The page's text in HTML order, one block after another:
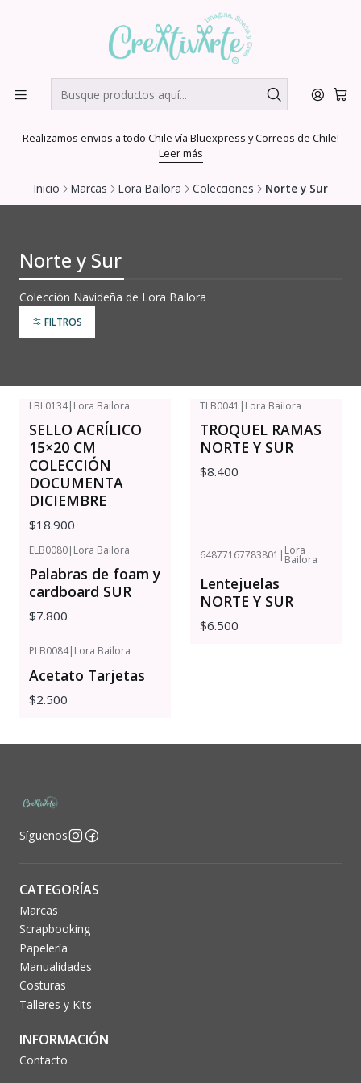
Realizamos envios a todo Chile vía Bluexpress y Correos de Chile!
Leer más
Inicio Marcas Lora Bailora Colecciones Norte y Sur
Norte y Sur
Colección Navideña de Lora Bailora
FILTROS
LBL0134| Lora Bailora
SELLO ACRÍLICO
15×20 CM
COLECCIÓN
DOCUMENTA
DICIEMBRE
$18.900
TLB0041 | Lora Bailora
TROQUEL RAMAS
NORTE Y SUR
$8.400
ELB0080| Lora Bailora
Palabras de foam y
cardboard SUR
$7.800
64877167783801 | Lora
Bailora
Lentejuelas
NORTE Y SUR
$6.500
PLB0084| Lora Bailora
Acetato Tarjetas
$2.500
Síguenos
CATEGORÍAS
Marcas
Scrapbooking
Papelería
Manualidades
Costuras
Talleres y Kits
INFORMACIÓN
Contacto